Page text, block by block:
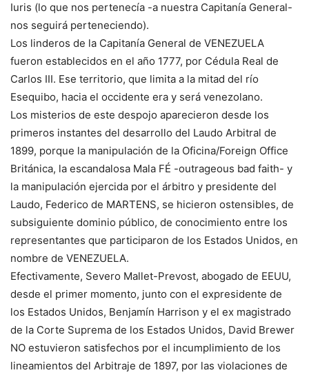
Iuris (lo que nos pertenecía -a nuestra Capitanía General-
nos seguirá perteneciendo).
Los linderos de la Capitanía General de VENEZUELA
fueron establecidos en el año 1777, por Cédula Real de
Carlos III. Ese territorio, que limita a la mitad del río
Esequibo, hacia el occidente era y será venezolano.
Los misterios de este despojo aparecieron desde los
primeros instantes del desarrollo del Laudo Arbitral de
1899, porque la manipulación de la Oficina/Foreign Office
Británica, la escandalosa Mala FÉ -outrageous bad faith- y
la manipulación ejercida por el árbitro y presidente del
Laudo, Federico de MARTENS, se hicieron ostensibles, de
subsiguiente dominio público, de conocimiento entre los
representantes que participaron de los Estados Unidos, en
nombre de VENEZUELA.
Efectivamente, Severo Mallet-Prevost, abogado de EEUU,
desde el primer momento, junto con el expresidente de
los Estados Unidos, Benjamín Harrison y el ex magistrado
de la Corte Suprema de los Estados Unidos, David Brewer
NO estuvieron satisfechos por el incumplimiento de los
lineamientos del Arbitraje de 1897, por las violaciones de